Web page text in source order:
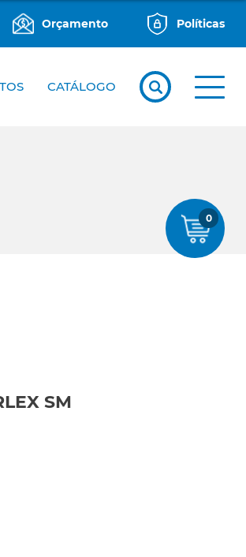
Orçamento Políticas
CATÁLOGO
0
SM